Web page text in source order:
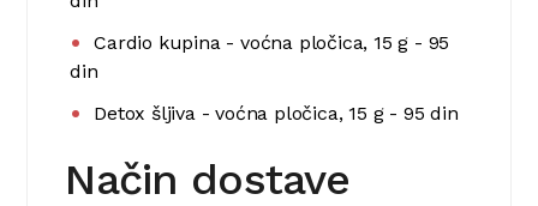
Cardio kupina - voćna pločica, 15 g - 95
din
Detox šljiva - voćna pločica, 15 g - 95 din
Način dostave